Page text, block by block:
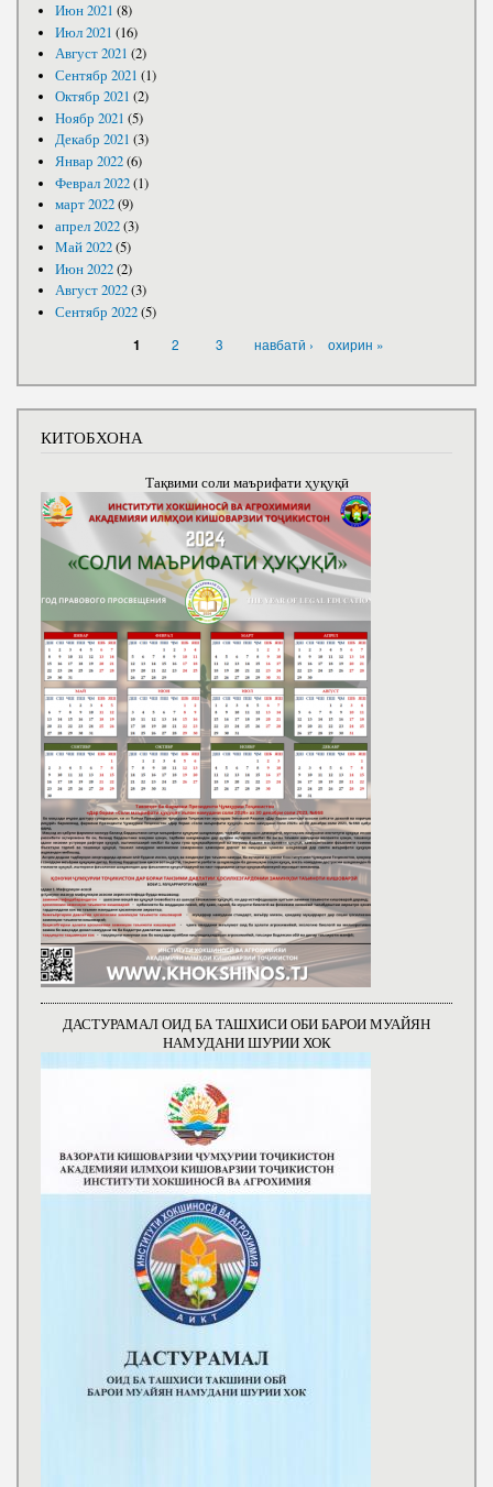
Июн 2021 (8)
Июл 2021 (16)
Август 2021 (2)
Сентябр 2021 (1)
Октябр 2021 (2)
Ноябр 2021 (5)
Декабр 2021 (3)
Январ 2022(6)
Феврал 2022(1)
март 2022(9)
апрел 2022(3)
Май 2022(5)
Июн 2022(2)
Август 2022(3)
Сентябр 2022(5)
1 2 3 навбатӣ › охирин »
КИТОБХОНА
Тақвими соли маърифати ҳуқуқӣ
ДАСТУРАМАЛ ОИД БА ТАШХИСИ ОБИ БАРОИ МУАЙЯН
НАМУДАНИ ШУРИИ ХОК